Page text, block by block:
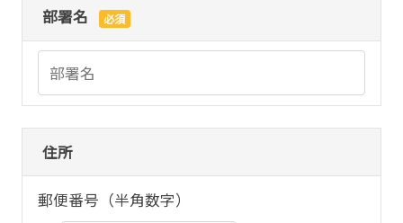
部署名 必須
住所
郵便番号（半角数字）